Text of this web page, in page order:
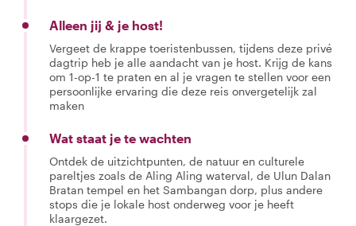
Alleen jij & je host!
Vergeet de krappe toeristenbussen, tijdens deze privé
dagtrip heb je alle aandacht van je host. Krijg de kans
om 1-op-1 te praten en al je vragen te stellen voor een
persoonlijke ervaring die deze reis onvergetelijk zal
maken
Wat staat je te wachten
Ontdek de uitzichtpunten, de natuur en culturele
pareltjes zoals de Aling Aling waterval, de Ulun Dalan
Bratan tempel en het Sambangan dorp, plus andere
stops die je lokale host onderweg voor je heeft
klaargezet.